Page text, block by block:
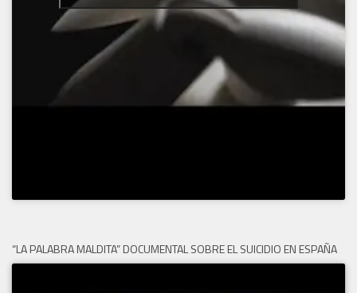
“LA PALABRA MALDITA” DOCUMENTAL SOBRE EL SUICIDIO EN ESPAÑA